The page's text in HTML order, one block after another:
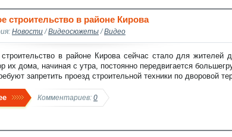
строительство в районе Кирова
Новости /Видеосюжеты /Видео
строительство в районе Кирова сейчас стало для
их дома, начиная с утра, постоянно передвигается
запретить проезд строительной техники по дворовой
Комментариев: 0